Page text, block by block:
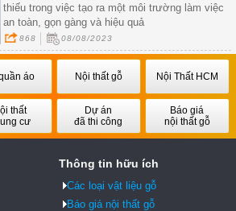
thiếu trong việc tạo ra một môi trường làm việc
an toàn, gọn gàng và hiệu quả
868 08/08/2023
áo Nội thất gỗ Nội Thất HCM
thất
cư
Dự án
đã thi công
Báo giá
nội thất gỗ
Thông tin hữu ích
Các loại vật liệu gỗ
Báo giá nội thất gỗ